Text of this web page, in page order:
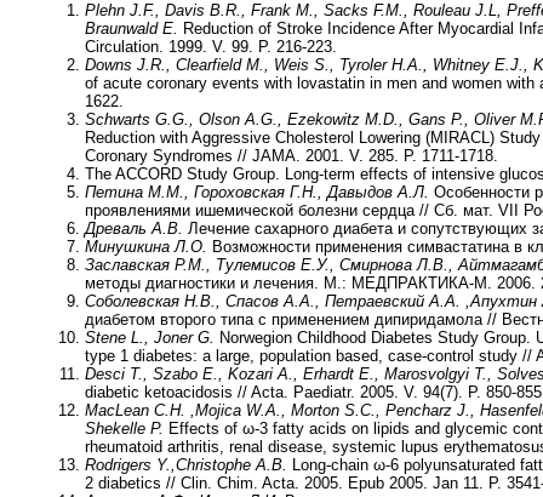
Plehn J.F., Davis B.R., Frank M., Sacks F.M., Rouleau J.L,
Braunwald E. Reduction of Stroke Incidence After Myocardial
Circulation. 1999. V. 99. P. 216-223.
Downs J.R., Clearfield M., Weis S., Tyroler H.A., Whitney E.J.,
of acute coronary events with lovastatin in men and women
1622.
Schwarts G.G., Olson A.G., Ezekowitz M.D., Gans P., Oliver
Reduction with Aggressive Cholesterol Lowering (MIRACL)
Coronary Syndromes // JAMA. 2001. V. 285. P. 1711-1718.
The ACCORD Study Group. Long-term effects of intensive
Петина M.М., Гороховская Г.Н., Давыдов А.Л. Особенности
проявлениями ишемической болезни сердца // Сб. мат. VII
Древаль А.В. Лечение сахарного диабета и сопутствующих
Минушкина Л.О. Возможности применения симвастатина в
Заславская Р.М., Тулемисов Е.У., Смирнова Л.В.,
методы диагностики и лечения. М.: МЕДПРАКТИКА-М. 2006.
Соболевская Н.В., Спасов А.А., Петраевский А.А.
диабетом второго типа с применением дипиридамола //
Stene L., Joner G. Norwegion Childhood Diabetes Study
type 1 diabetes: a large, population based, case-control study //
Desci T., Szabo E., Kozari A., Erhardt E., Marosvolgyi T.,
diabetic ketoacidosis // Acta. Paediatr. 2005. V. 94(7). P. 850-
MacLean C.H. ,Mojica W.A., Morton S.C., Pencharz J.,
Shekelle P. Effects of ω-3 fatty acids on lipids and glycemic
rheumatoid arthritis, renal disease, systemic lupus
Rodrigers Y.,Christophe A.B. Long-chain ω-6 polyunsaturated
2 diabetics // Clin. Chim. Acta. 2005. Epub 2005. Jan 11. P.